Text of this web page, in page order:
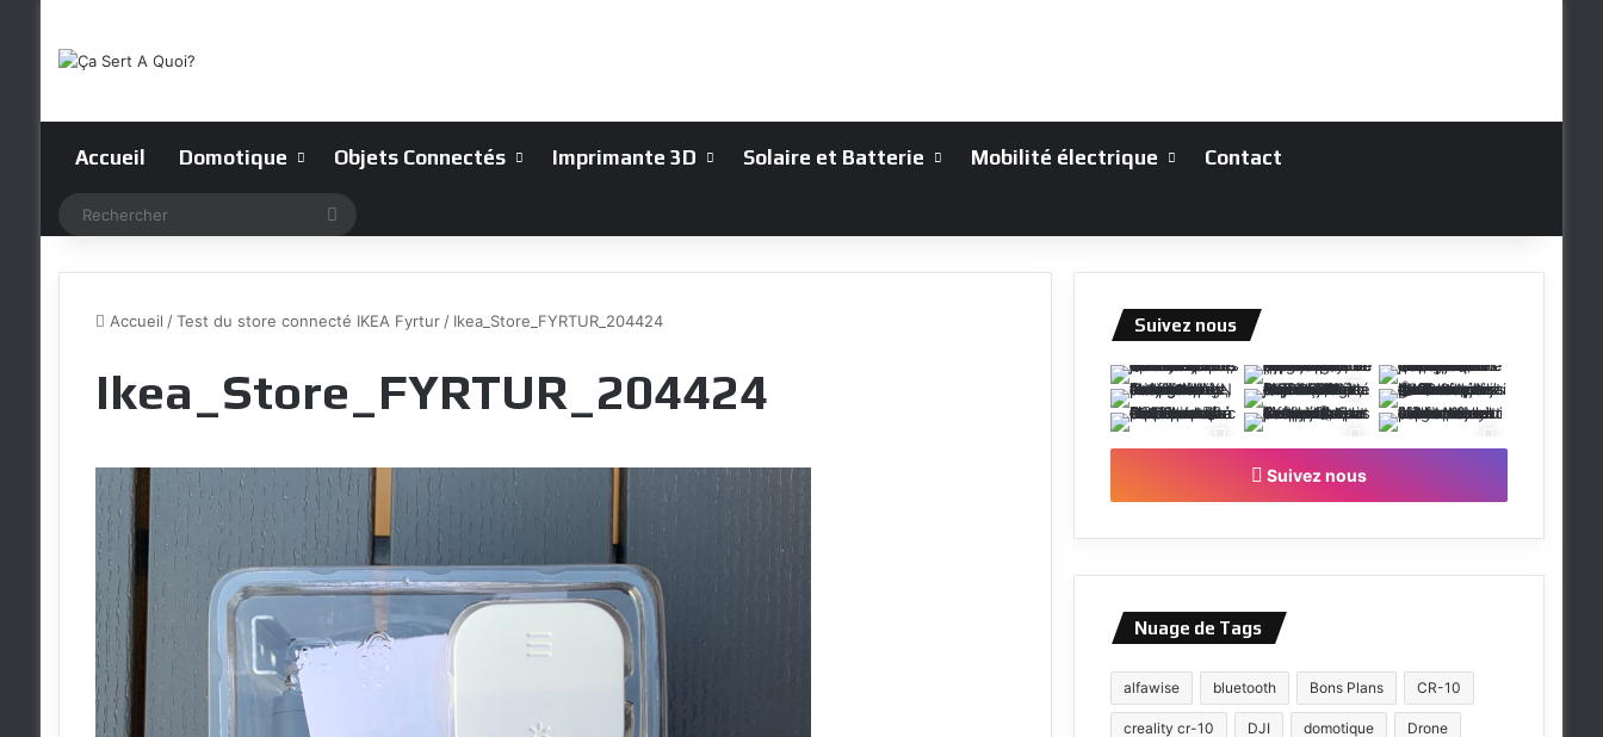
Accueil Domotique Objets Connectés Imprimante 3D Solaire et Batterie Mobilité électrique Contact
Accueil / Test du store connecté IKEA Fyrtur / Ikea_Store_FYRTUR_204424
Ikea_Store_FYRTUR_204424
Suivez nous
Suivez nous
Nuage de Tags
alfawise bluetooth Bons Plans CR-10
creality cr-10 DJI domotique Drone